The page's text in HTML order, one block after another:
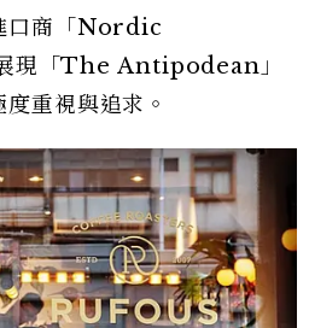
口商「Nordic
現「The Antipodean」
重視與追求。